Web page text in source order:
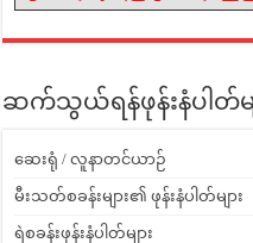
ဆက်သွယ်ရန်ဖုန်းနံပါတ်မျ
ဆေးရုံ / လူနာတင်ယာဉ်
မီးသတ်စခန်းများ၏ ဖုန်းနံပါတ်များ
ရဲစခန်းဖုန်းနံပါတ်များ